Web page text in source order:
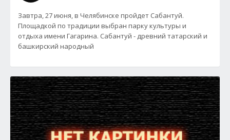
Завтра, 27 июня, в Челябинске пройдет Сабантуй.
Площадкой по традиции выбран парку культуры и
отдыха имени Гагарина. Сабантуй - древний татарский и
башкирский народный